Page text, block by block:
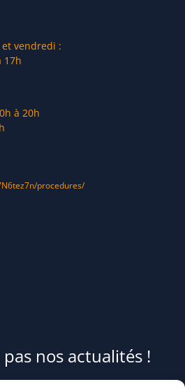
vendredi :
17h
à 20h
procedures/
nos actualités !